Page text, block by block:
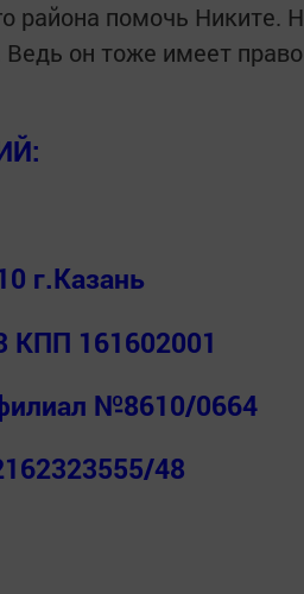
помочь Никите.
он тоже имеет право
г.Казань
КПП 161602001
№8610/0664
48